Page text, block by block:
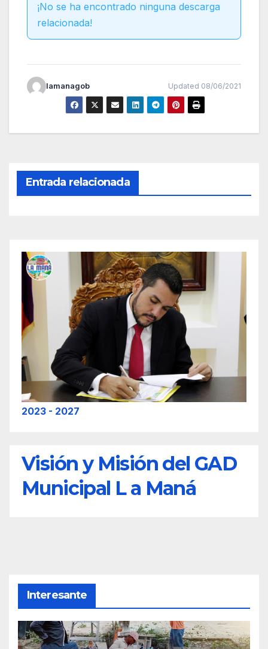
¡No se ha encontrado ninguna descarga
relacionada!
lamanagob Updated 08/06/2021
Entrada relacionada
2023 - 2027
Visión y Misión del GAD
Municipal L a Maná
Interesante